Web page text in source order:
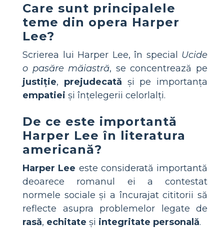
Care sunt principalele
teme din opera Harper
Lee?
Scrierea lui Harper Lee, în special Ucide
o pasăre măiastră, se concentrează pe
justiție, prejudecată și pe importanța
empatiei și înțelegerii celorlalți.
De ce este importantă
Harper Lee în literatura
americană?
Harper Lee este considerată importantă
deoarece romanul ei a contestat
normele sociale și a încurajat cititorii să
reflecte asupra problemelor legate de
rasă, echitate și integritate personală.